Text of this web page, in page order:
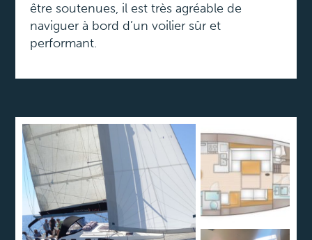
être soutenues, il est très agréable de
naviguer à bord d’un voilier sûr et
performant.